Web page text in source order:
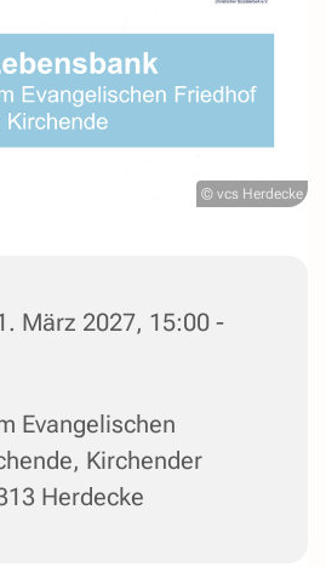
© vcs Herdecke
März 2027, 15:00 -
Evangelischen
Kirchender
Herdecke